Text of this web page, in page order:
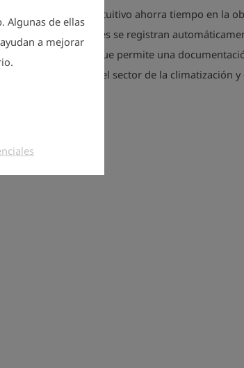
Algunas de ellas
a mejorar
Su manejo intuitivo ahorra tiempo en la
las mediciones se registran
Connect, lo que permite una
eficiencia en el sector de la climatización